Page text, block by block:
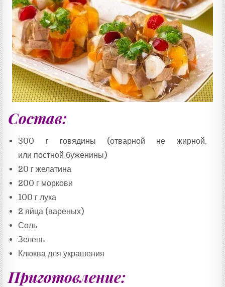
Состав:
300 г говядины (отварной не жирной,
или постной буженины)
20 г желатина
200 г моркови
100 г лука
2 яйца (вареных)
Соль
Зелень
Клюква для украшения
Приготовление: